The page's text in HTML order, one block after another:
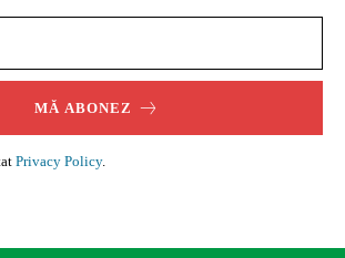
MĂ ABONEZ
Privacy Policy.